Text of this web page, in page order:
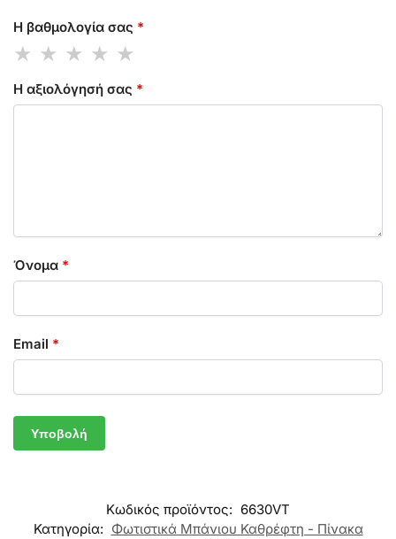
Η βαθμολογία σας *
Η αξιολόγησή σας *
Όνομα *
Email *
Κωδικός προϊόντος: 6630VT
Κατηγορία: Φωτιστικά Μπάνιου Καθρέφτη - Πίνακα